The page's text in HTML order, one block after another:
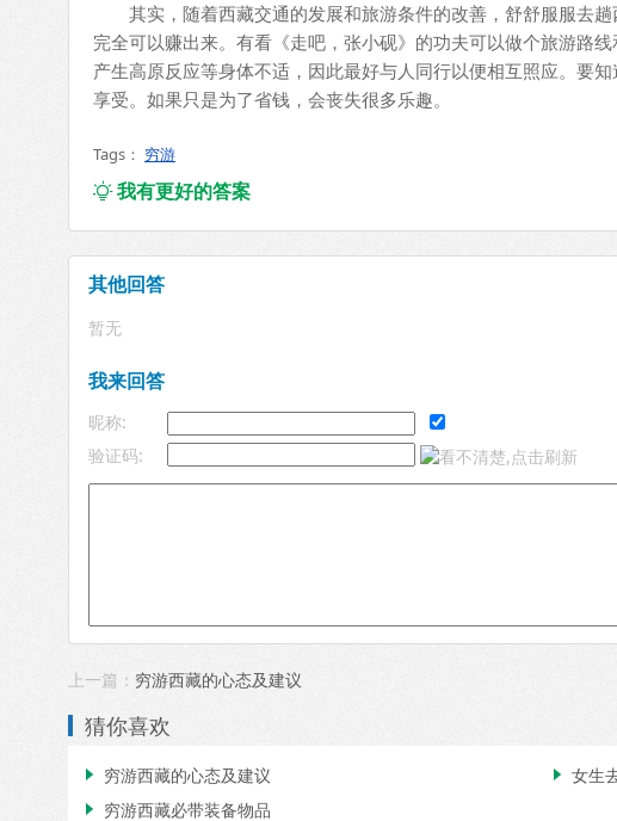
其实，随着西藏交通的发展和旅游条件的改善，舒舒服服去趟
完全可以赚出来。有看《走吧，张小砚》的功夫可以做个旅游路
产生高原反应等身体不适，因此最好与人同行以便相互照应。要
享受。如果只是为了省钱，会丧失很多乐趣。
Tags： 穷游
我有更好的答案
其他回答
暂无
我来回答
昵称:
验证码:
上一篇： 穷游西藏的心态及建议
猜你喜欢
 穷游西藏的心态及建议  女生
 穷游西藏必带装备物品